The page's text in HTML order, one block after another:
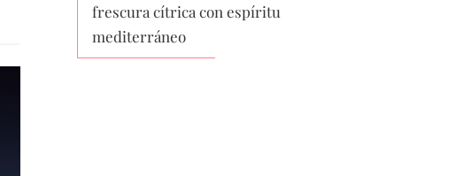
frescura cítrica con espíritu
mediterráneo